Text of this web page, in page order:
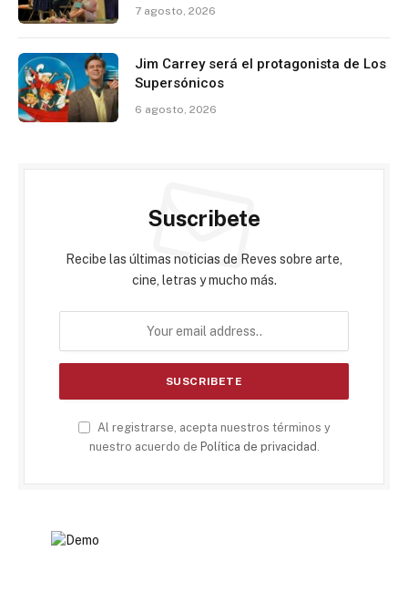
7 agosto, 2026
Jim Carrey será el protagonista de Los
Supersónicos
6 agosto, 2026
Suscribete
Recibe las últimas noticias de Reves sobre arte,
cine, letras y mucho más.
Al registrarse, acepta nuestros términos y
nuestro acuerdo de Política de privacidad